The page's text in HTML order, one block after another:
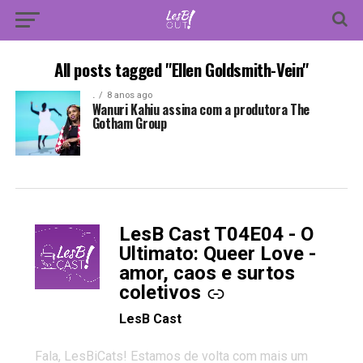
All posts tagged "Ellen Goldsmith-Vein"
. 8 anos ago
Wanuri Kahiu assina com a produtora The
Gotham Group
LesB Cast T04E04 - O
Ultimato: Queer Love -
amor, caos e surtos
coletivos
-
LesB Cast
Fala, LesBiCats! Estamos de volta com mais um